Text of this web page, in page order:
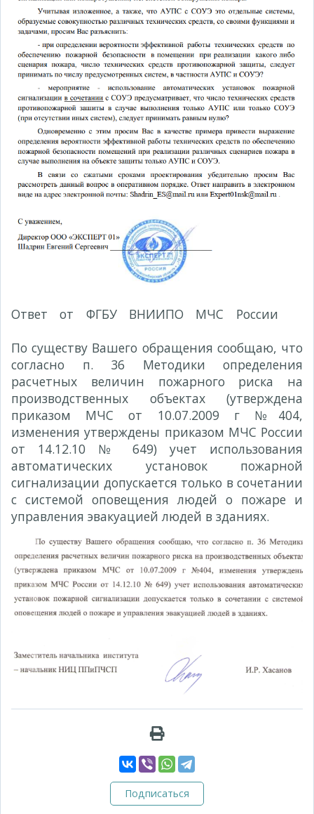
Ответ от ФГБУ ВНИИПО МЧС России
По существу Вашего обращения сообщаю, что
согласно п. 36 Методики определения
расчетных величин пожарного риска на
производственных объектах (утверждена
приказом МЧС от 10.07.2009 г №404,
изменения утверждены приказом МЧС России
от 14.12.10 № 649) учет использования
автоматических установок пожарной
сигнализации допускается только в сочетании
с системой оповещения людей о пожаре и
управления эвакуацией людей в зданиях.
Подписаться